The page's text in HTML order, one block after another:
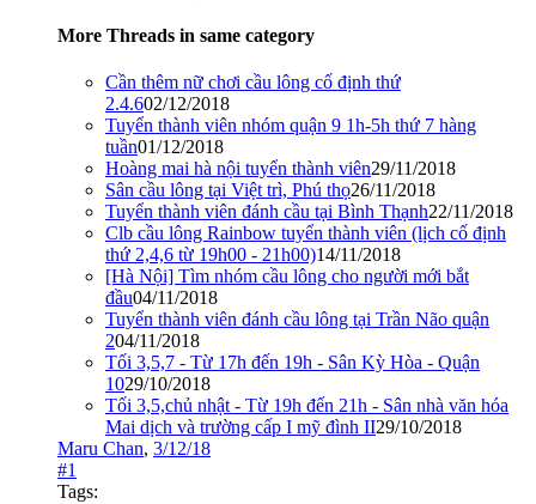
More Threads in same category
Cần thêm nữ chơi cầu lông cố định thứ
2.4.602/12/2018
Tuyển thành viên nhóm quận 9 1h-5h thứ 7 hàng
tuần01/12/2018
Hoàng mai hà nội tuyển thành viên29/11/2018
Sân cầu lông tại Việt trì, Phú thọ26/11/2018
Tuyển thành viên đánh cầu tại Bình Thạnh22/11/2018
Clb cầu lông Rainbow tuyển thành viên (lịch cố định
thứ 2,4,6 từ 19h00 - 21h00)14/11/2018
[Hà Nội] Tìm nhóm cầu lông cho người mới bắt
đầu04/11/2018
Tuyển thành viên đánh cầu lông tại Trần Não quận
204/11/2018
Tối 3,5,7 - Từ 17h đến 19h - Sân Kỳ Hòa - Quận
1029/10/2018
Tối 3,5,chủ nhật - Từ 19h đến 21h - Sân nhà văn hóa
Mai dịch và trường cấp I mỹ đình II29/10/2018
Maru Chan, 3/12/18
#1
Tags: